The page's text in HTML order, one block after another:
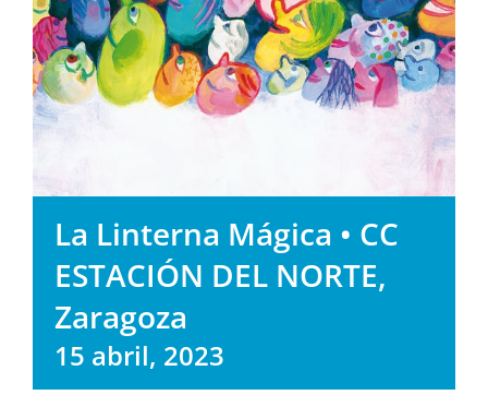
La Linterna Mágica • CC
ESTACIÓN DEL NORTE,
Zaragoza
15 abril, 2023